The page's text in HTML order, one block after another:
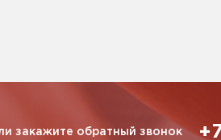
закажите обратный звонок